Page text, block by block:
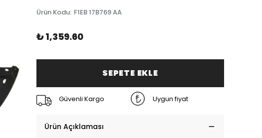
Ürün Kodu: F1EB 17B769 AA
₺ 1,359.60
SEPETE EKLE
Güvenli Kargo Uygun fiyat
Ürün Açıklaması